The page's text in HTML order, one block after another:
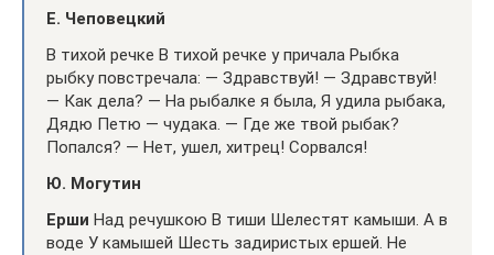
Е. Чеповецкий
В тихой речке В тихой речке у причала Рыбка
рыбку повстречала: — Здравствуй! — Здравствуй!
— Как дела? — На рыбалке я была, Я удила рыбака,
Дядю Петю — чудака. — Где же твой рыбак?
Попался? — Нет, ушел, хитрец! Сорвался!
Ю. Могутин
Ерши Над речушкою В тиши Шелестят камыши. А в
воде У камышей Шесть задиристых ершей. Не